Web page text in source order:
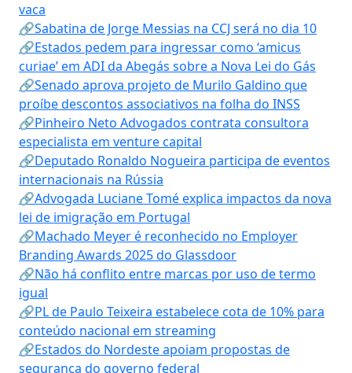
vaca
🔗Sabatina de Jorge Messias na CCJ será no dia 10
🔗Estados pedem para ingressar como ‘amicus
curiae’ em ADI da Abegás sobre a Nova Lei do Gás
🔗Senado aprova projeto de Murilo Galdino que
proíbe descontos associativos na folha do INSS
🔗Pinheiro Neto Advogados contrata consultora
especialista em venture capital
🔗Deputado Ronaldo Nogueira participa de eventos
internacionais na Rússia
🔗Advogada Luciane Tomé explica impactos da nova
lei de imigração em Portugal
🔗Machado Meyer é reconhecido no Employer
Branding Awards 2025 do Glassdoor
🔗Não há conflito entre marcas por uso de termo
igual
🔗PL de Paulo Teixeira estabelece cota de 10% para
conteúdo nacional em streaming
🔗Estados do Nordeste apoiam propostas de
segurança do governo federal